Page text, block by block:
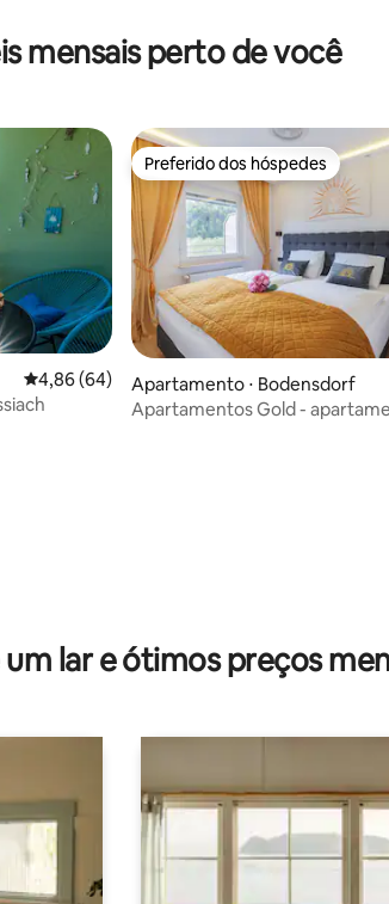
mensais perto de você
4,86 de uma avaliação média de 5, 64
4,86 (64)
Preferido dos hóspedes
Preferido dos hóspedes
Apartamento ⋅ Bodensdorf
Apartamentos Gold -
lar e ótimos preços